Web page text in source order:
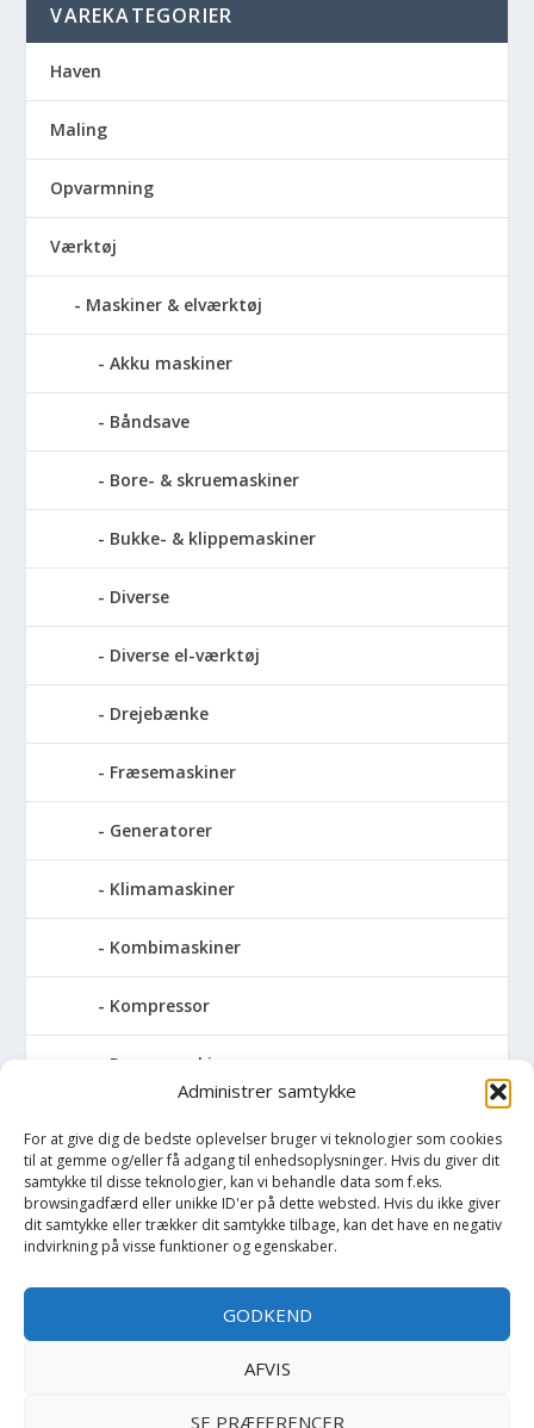
Administrer samtykke
For at give dig de bedste oplevelser bruger vi teknologier som cookies
til at gemme og/eller få adgang til enhedsoplysninger. Hvis du giver dit
samtykke til disse teknologier, kan vi behandle data som f.eks.
browsingadfærd eller unikke ID'er på dette websted. Hvis du ikke giver
dit samtykke eller trækker dit samtykke tilbage, kan det have en negativ
indvirkning på visse funktioner og egenskaber.
GODKEND
AFVIS
SE PRÆFERENCER
VAREKATEGORIER
Haven
Maling
Opvarmning
Værktøj
Maskiner & elværktøj
Akku maskiner
Båndsave
Bore- & skruemaskiner
Bukke- & klippemaskiner
Diverse
Diverse el-værktøj
Drejebænke
Fræsemaskiner
Generatorer
Klimamaskiner
Kombimaskiner
Kompressor
Pressemaskiner
Slibemaskiner
Svejser